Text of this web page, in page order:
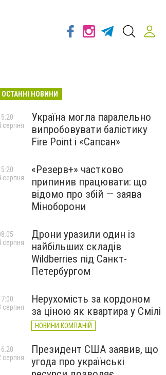
ОСТАННІ НОВИНИ
Україна могла паралельно
випробовувати балістику
Fire Point і «Сапсан»
серпня
«Резерв+» частково
припинив працювати: що
відомо про збій — заява
Міноборони
серпня
Дрони уразили один із
найбільших складів
Wildberries під Санкт-
Петербургом
серпня
Нерухомість за кордоном
за ціною як квартира у Смілі
НОВИНИ КОМПАНІЙ
серпня
Президент США заявив, що
угода про українські
серпня